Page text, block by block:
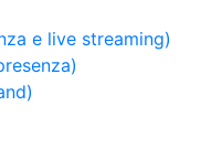
e live streaming)